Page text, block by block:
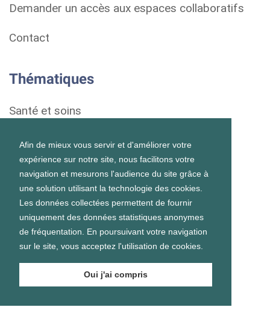
Afin de mieux vous servir et d'améliorer votre
expérience sur notre site, nous facilitons votre
navigation et mesurons l'audience du site grâce à
une solution utilisant la technologie des cookies.
Les données collectées permettent de fournir
uniquement des données statistiques anonymes
de fréquentation. En poursuivant votre navigation
sur le site, vous acceptez l'utilisation de cookies.
Oui j'ai compris
Demander un accès aux espaces collaboratifs
Contact
Thématiques
Santé et soins
Droits et démarches
Habitat
Formation et vie scolaire
Emploi et vie professionnelle
Prévention